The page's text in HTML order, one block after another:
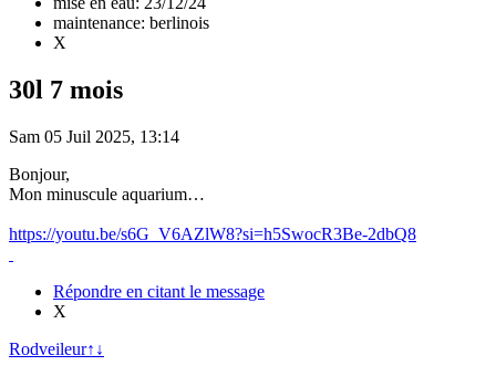
maintenance: berlinois
X
30l 7 mois
Sam 05 Juil 2025, 13:14
Bonjour,
Mon minuscule aquarium…
https://youtu.be/s6G_V6AZlW8?si=h5SwocR3Be-2dbQ8
Répondre en citant le message
X
Rodveileur↑ ↓